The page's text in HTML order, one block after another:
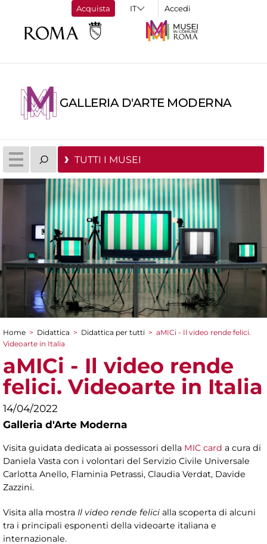
Acquista Accedi
GALLERIA D'ARTE MODERNA
TUTTI I MUSEI
Tu sei qui
Home > Didattica > Didattica per tutti > aMICi - Il video rende felici.
Videoarte in Italia
aMICi - Il video rende
felici. Videoarte in Italia
14/04/2022
Galleria d'Arte Moderna
Visita guidata dedicata ai possessori della MIC card a cura di
Daniela Vasta con i volontari del Servizio Civile Universale
Carlotta Anello, Flaminia Petrassi, Claudia Verdat, Davide
Zazzini.
Visita alla mostra Il video rende felici alla scoperta di alcuni
tra i principali esponenti della videoarte italiana e
internazionale.